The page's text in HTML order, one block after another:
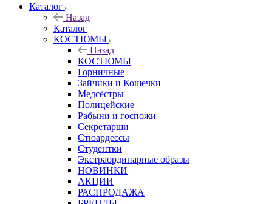
Каталог
Назад
Каталог
КОСТЮМЫ
Назад
КОСТЮМЫ
Горничные
Зайчики и Кошечки
Медсёстры
Полицейские
Рабыни и госпожи
Секретарши
Стюардессы
Студентки
Экстраординарные образы
НОВИНКИ
АКЦИИ
РАСПРОДАЖА